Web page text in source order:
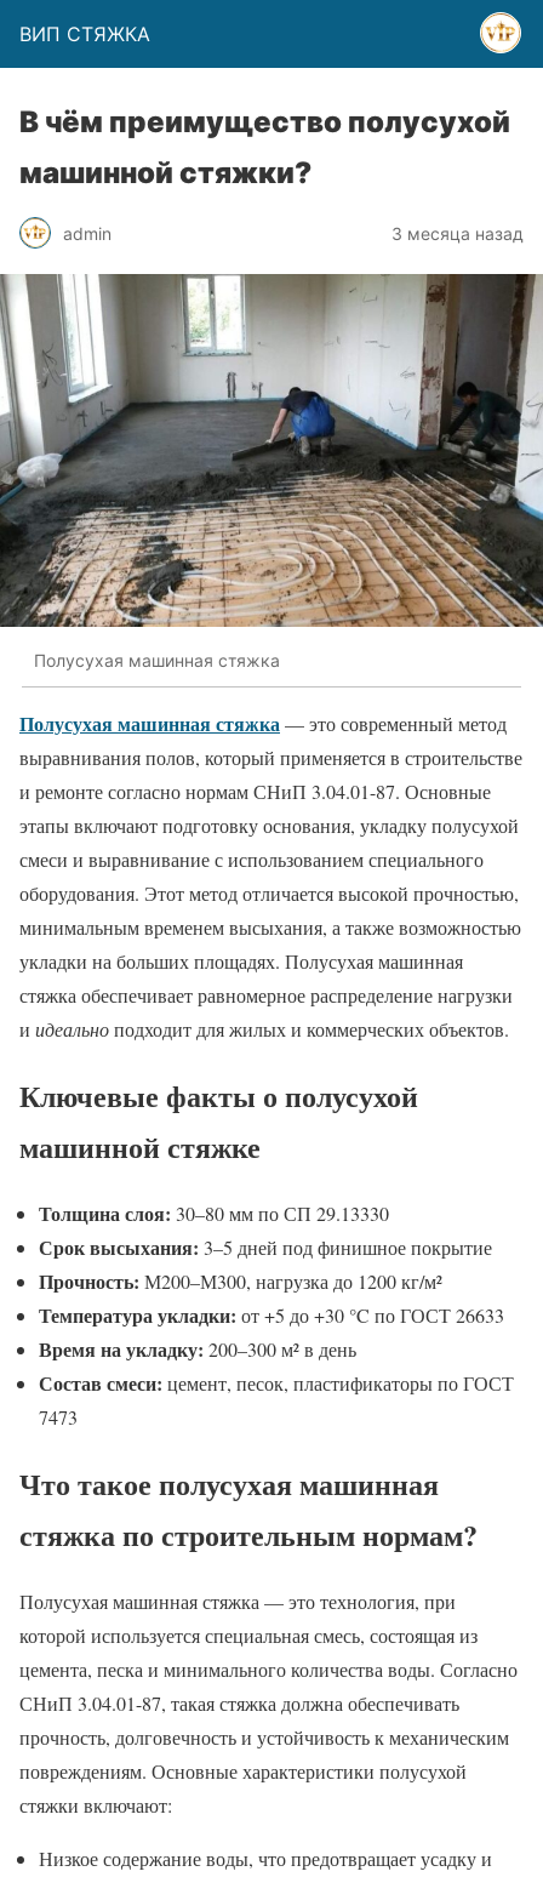
ВИП СТЯЖКА
В чём преимущество полусухой
машинной стяжки?
admin 3 месяца назад
Полусухая машинная стяжка
Полусухая машинная стяжка— это современный метод
выравнивания полов, который применяется в строительстве
и ремонте согласно нормам СНиП 3.04.01-87. Основные
этапы включают подготовку основания, укладку полусухой
смеси и выравнивание с использованием специального
оборудования. Этот метод отличается высокой прочностью,
минимальным временем высыхания, а также возможностью
укладки на больших площадях. Полусухая машинная
стяжка обеспечивает равномерное распределение нагрузки
и идеальноподходит для жилых и коммерческих объектов.
Ключевые факты о полусухой
машинной стяжке
Толщина слоя: 30–80 мм по СП 29.13330
Срок высыхания: 3–5 дней под финишное покрытие
Прочность: М200–М300, нагрузка до 1200 кг/м²
Температура укладки: от +5 до +30 °C по ГОСТ 26633
Время на укладку: 200–300 м² в день
Состав смеси: цемент, песок, пластификаторы по ГОСТ
7473
Что такое полусухая машинная
стяжка по строительным нормам?
Полусухая машинная стяжка — это технология, при
которой используется специальная смесь, состоящая из
цемента, песка и минимального количества воды. Согласно
СНиП 3.04.01-87, такая стяжка должна обеспечивать
прочность, долговечность и устойчивость к механическим
повреждениям. Основные характеристики полусухой
стяжки включают:
Низкое содержание воды, что предотвращает усадку и